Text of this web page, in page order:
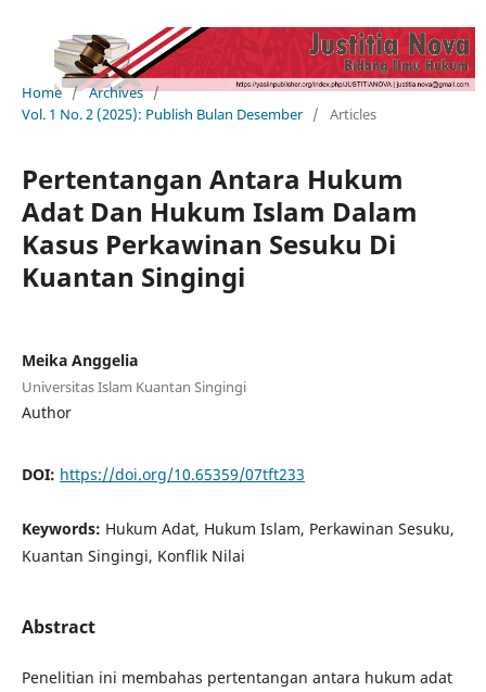
Home / Archives /
Vol. 1 No. 2 (2025): Publish Bulan Desember / Articles
Pertentangan Antara Hukum
Adat Dan Hukum Islam Dalam
Kasus Perkawinan Sesuku Di
Kuantan Singingi
Meika Anggelia
Universitas Islam Kuantan Singingi
Author
DOI: https://doi.org/10.65359/07tft233
Keywords: Hukum Adat, Hukum Islam, Perkawinan Sesuku,
Kuantan Singingi, Konflik Nilai
Abstract
Penelitian ini membahas pertentangan antara hukum adat